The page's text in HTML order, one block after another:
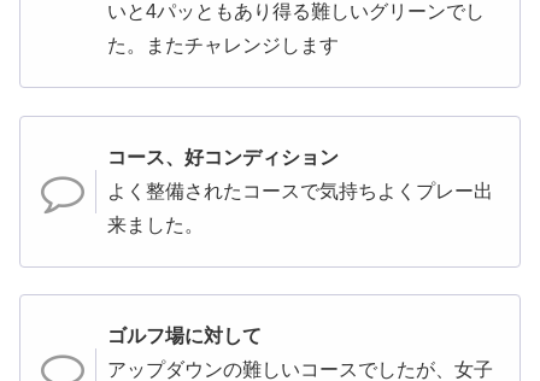
いと4パッともあり得る難しいグリーンでし
た。またチャレンジします
コース、好コンディション
よく整備されたコースで気持ちよくプレー出
来ました。
ゴルフ場に対して
アップダウンの難しいコースでしたが、女子